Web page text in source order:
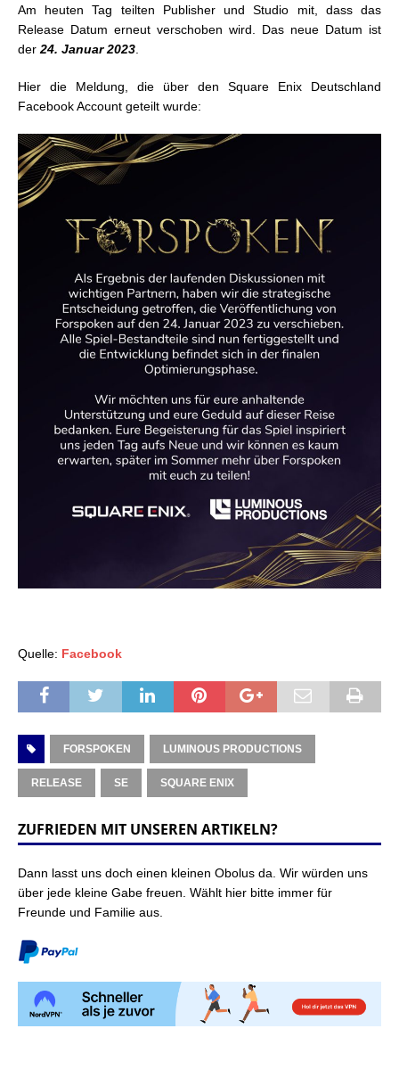
Am heuten Tag teilten Publisher und Studio mit, dass das
Release Datum erneut verschoben wird. Das neue Datum ist
der 24. Januar 2023
Hier die Meldung, die über den Square Enix Deutschland
Facebook Account geteilt wurde:
Quelle: Facebook
FORSPOKEN LUMINOUS PRODUCTIONS
RELEASE SE SQUARE ENIX
ZUFRIEDEN MIT UNSEREN ARTIKELN?
Dann lasst uns doch einen kleinen Obolus da. Wir würden uns
über jede kleine Gabe freuen. Wählt hier bitte immer für
Freunde und Familie aus.